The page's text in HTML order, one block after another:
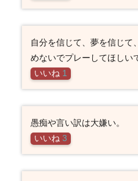
自分を信じて、夢を信じて
めないでプレーしてほしい
いいね 1
愚痴や言い訳は大嫌い。
いいね 3